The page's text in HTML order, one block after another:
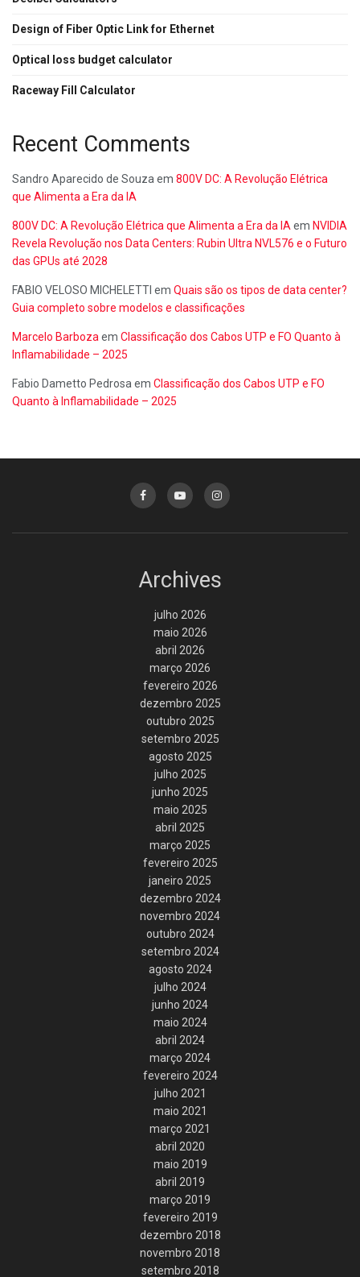
Design of Fiber Optic Link for Ethernet
Optical loss budget calculator
Raceway Fill Calculator
Recent Comments
Sandro Aparecido de Souza em 800V DC: A Revolução Elétrica
que Alimenta a Era da IA
800V DC: A Revolução Elétrica que Alimenta a Era da IA em NVIDIA
Revela Revolução nos Data Centers: Rubin Ultra NVL576 e o Futuro
das GPUs até 2028
FABIO VELOSO MICHELETTI em Quais são os tipos de data center?
Guia completo sobre modelos e classificações
Marcelo Barboza em Classificação dos Cabos UTP e FO Quanto à
Inflamabilidade – 2025
Fabio Dametto Pedrosa em Classificação dos Cabos UTP e FO
Quanto à Inflamabilidade – 2025
Archives
julho 2026
maio 2026
abril 2026
março 2026
fevereiro 2026
dezembro 2025
outubro 2025
setembro 2025
agosto 2025
julho 2025
junho 2025
maio 2025
abril 2025
março 2025
fevereiro 2025
janeiro 2025
dezembro 2024
novembro 2024
outubro 2024
setembro 2024
agosto 2024
julho 2024
junho 2024
maio 2024
abril 2024
março 2024
fevereiro 2024
julho 2021
maio 2021
março 2021
abril 2020
maio 2019
abril 2019
março 2019
fevereiro 2019
dezembro 2018
novembro 2018
setembro 2018